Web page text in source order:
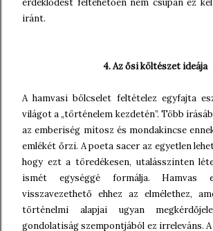
érdeklődést feltehetően nem csupán ez
iránt.
4. Az ősi költészet ideája
A hamvasi bölcselet feltételez egyfajta
világot a „történelem kezdetén”. Több
az emberiség mítosz és mondakincse
emlékét őrzi. A poeta sacer az egyetlen
hogy ezt a töredékesen, utalásszinten
ismét egységgé formálja. Hamvas
visszavezethető ehhez az elmélethez,
történelmi alapjai ugyan
gondolatiság szempontjából ez irreleváns.